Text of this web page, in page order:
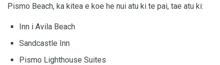
Pismo Beach, ka kitea e koe he nui atu ki te pai, tae atu ki:
Inn i Avila Beach
Sandcastle Inn
Pismo Lighthouse Suites